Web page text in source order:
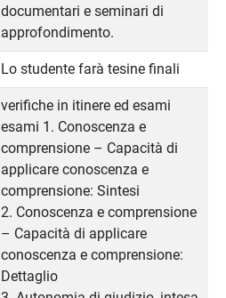
documentari e seminari di
approfondimento.
Lo studente farà tesine finali
verifiche in itinere ed esami
esami 1. Conoscenza e
comprensione – Capacità di
applicare conoscenza e
comprensione: Sintesi
2. Conoscenza e comprensione
– Capacità di applicare
conoscenza e comprensione:
Dettaglio